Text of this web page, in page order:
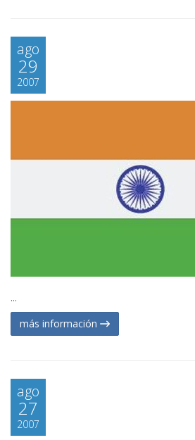
ago
29
2007
...
más información
ago
27
2007